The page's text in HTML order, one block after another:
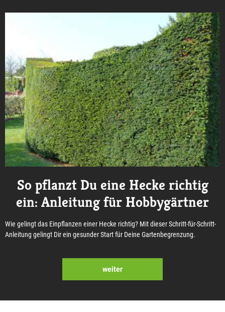
So pflanzt Du eine Hecke richtig
ein: Anleitung für Hobbygärtner
Wie gelingt das Einpflanzen einer Hecke richtig? Mit dieser Schritt-für-Schritt-
Anleitung gelingt Dir ein gesunder Start für Deine Gartenbegrenzung.
weiter